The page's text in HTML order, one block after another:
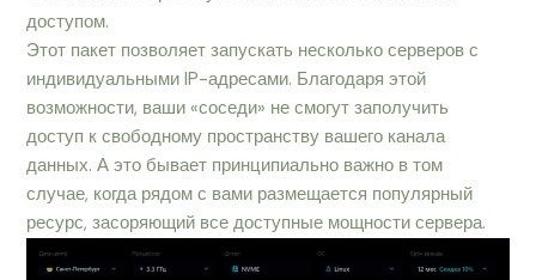
доступом.
Этот пакет позволяет запускать несколько серверов с
индивидуальными IP-адресами. Благодаря этой
возможности, ваши «соседи» не смогут заполучить
доступ к свободному пространству вашего канала
данных. А это бывает принципиально важно в том
случае, когда рядом с вами размещается популярный
ресурс, засоряющий все доступные мощности сервера.